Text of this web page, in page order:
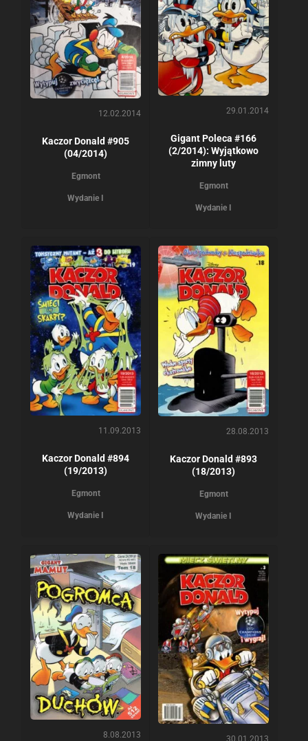
12.02.2014
Kaczor Donald #905
(04/2014)
Egmont
Wydanie I
29.01.2014
Gigant Poleca #166
(2/2014): Wyjątkowo
zimny luty
Egmont
Wydanie I
11.09.2013
Kaczor Donald #894
(19/2013)
Egmont
Wydanie I
28.08.2013
Kaczor Donald #893
(18/2013)
Egmont
Wydanie I
8.08.2013